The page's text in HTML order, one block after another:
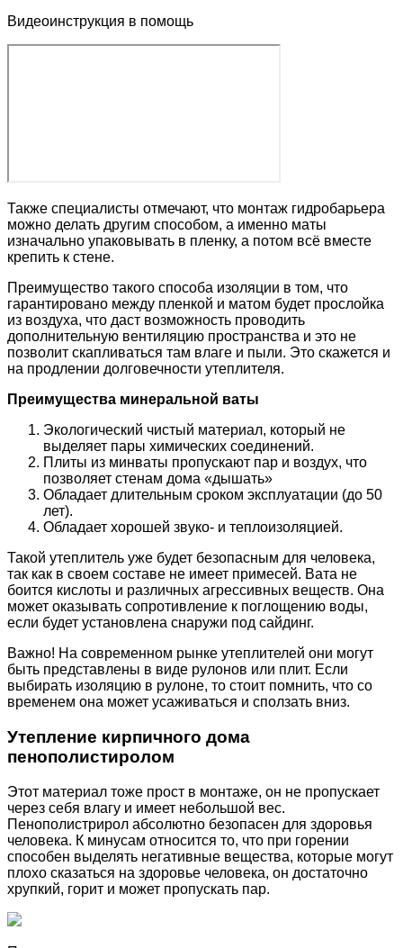
Видеоинструкция в помощь
Также специалисты отмечают, что монтаж гидробарьера
можно делать другим способом, а именно маты
изначально упаковывать в пленку, а потом всё вместе
крепить к стене.
Преимущество такого способа изоляции в том, что
гарантировано между пленкой и матом будет прослойка
из воздуха, что даст возможность проводить
дополнительную вентиляцию пространства и это не
позволит скапливаться там влаге и пыли. Это скажется и
на продлении долговечности утеплителя.
Преимущества минеральной ваты
Экологический чистый материал, который не
выделяет пары химических соединений.
Плиты из минваты пропускают пар и воздух, что
позволяет стенам дома «дышать»
Обладает длительным сроком эксплуатации (до 50
лет).
Обладает хорошей звуко- и теплоизоляцией.
Такой утеплитель уже будет безопасным для человека,
так как в своем составе не имеет примесей. Вата не
боится кислоты и различных агрессивных веществ. Она
может оказывать сопротивление к поглощению воды,
если будет установлена снаружи под сайдинг.
Важно! На современном рынке утеплителей они могут
быть представлены в виде рулонов или плит. Если
выбирать изоляцию в рулоне, то стоит помнить, что со
временем она может усаживаться и сползать вниз.
Утепление кирпичного дома
пенополистиролом
Этот материал тоже прост в монтаже, он не пропускает
через себя влагу и имеет небольшой вес.
Пенополистрирол абсолютно безопасен для здоровья
человека. К минусам относится то, что при горении
способен выделять негативные вещества, которые могут
плохо сказаться на здоровье человека, он достаточно
хрупкий, горит и может пропускать пар.